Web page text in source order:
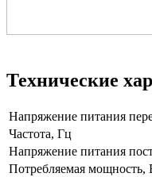
Технические
Напряжение питания
Частота, Гц
Напряжение питания
Потребляемая мощность,